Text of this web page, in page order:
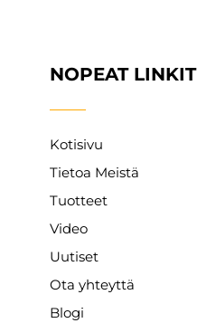
NOPEAT LINKIT
Kotisivu
Tietoa Meistä
Tuotteet
Video
Uutiset
Ota yhteyttä
Blogi